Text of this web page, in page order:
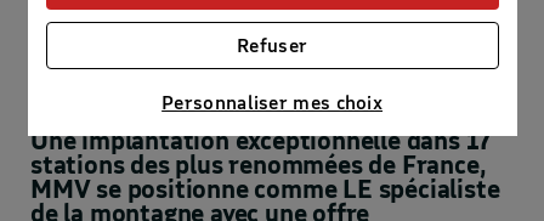
Une implantation exceptionnelle dans 17
stations des plus renommées de France,
MMV se positionne comme LE spécialiste
de la montagne avec une offre
Univers publicitaire: nous utilisons avec nos
partenaires des cookies pour afficher des
publicités personnalisées
Connaître notre politique cookies et la liste de nos
Personnaliser mes choix
Refuser